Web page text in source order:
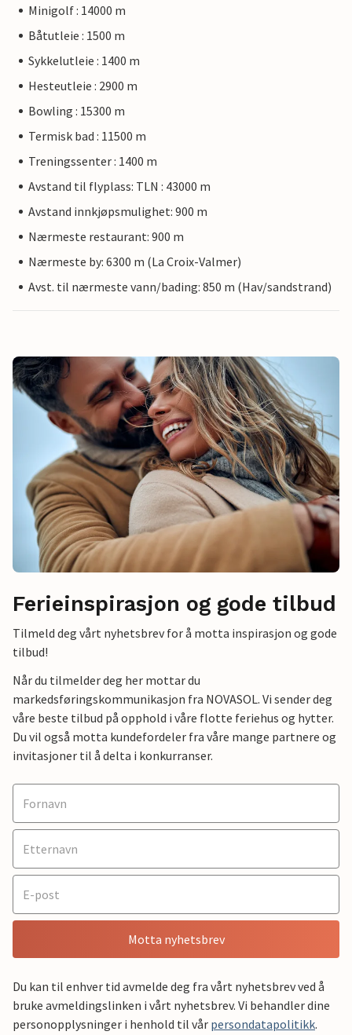
Minigolf : 14000 m
Båtutleie : 1500 m
Sykkelutleie : 1400 m
Hesteutleie : 2900 m
Bowling : 15300 m
Termisk bad : 11500 m
Treningssenter : 1400 m
Avstand til flyplass: TLN : 43000 m
Avstand innkjøpsmulighet: 900 m
Nærmeste restaurant: 900 m
Nærmeste by: 6300 m (La Croix-Valmer)
Avst. til nærmeste vann/bading: 850 m (Hav/sandstrand)
Ferieinspirasjon og gode tilbud
Tilmeld deg vårt nyhetsbrev for å motta inspirasjon og gode
tilbud!
Når du tilmelder deg her mottar du
markedsføringskommunikasjon fra NOVASOL. Vi sender deg
våre beste tilbud på opphold i våre flotte feriehus og hytter.
Du vil også motta kundefordeler fra våre mange partnere og
invitasjoner til å delta i konkurranser.
Motta nyhetsbrev
Du kan til enhver tid avmelde deg fra vårt nyhetsbrev ved å
bruke avmeldingslinken i vårt nyhetsbrev. Vi behandler dine
personopplysninger i henhold til vår persondatapolitikk.